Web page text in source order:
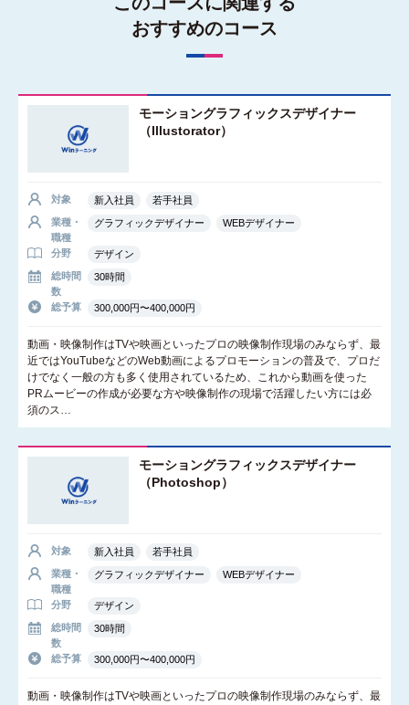
おすすめのコース
モーショングラフィックスデザイナー
（Illustorator）
対象 新入社員
若手社員
業種・
職種
グラフィックデザイナー WEBデザイナー
分野
デザイン
総時間
数
30時間
総予算 300,000円〜400,000円
動画・映像制作はTVや映画といったプロの映像制作現場のみならず、最
近ではYouTubeなどのWeb動画によるプロモーションの普及で、プロだ
けでなく一般の方も多く使用されているため、これから動画を使った
PRムービーの作成が必要な方や映像制作の現場で活躍したい方には必
須のス…
モーショングラフィックスデザイナー
（Photoshop）
対象 新入社員
若手社員
業種・
職種
グラフィックデザイナー WEBデザイナー
分野
デザイン
総時間
数
30時間
総予算 300,000円〜400,000円
動画・映像制作はTVや映画といったプロの映像制作現場のみならず、最